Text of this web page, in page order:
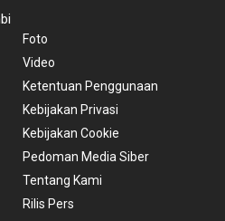
Foto
Video
Ketentuan Penggunaan
Kebijakan Privasi
Kebijakan Cookie
Pedoman Media Siber
Tentang Kami
Rilis Pers